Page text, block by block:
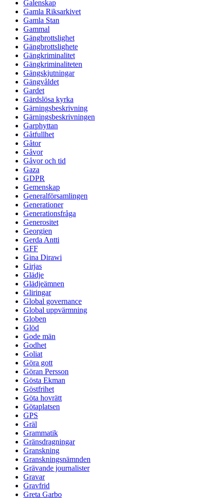
Galenskap
Gamla Riksarkivet
Gamla Stan
Gammal
Gängbrottslighet
Gängbrottslighete
Gängkriminalitet
Gängkriminaliteten
Gängskjutningar
Gängvåldet
Gardet
Gärdslösa kyrka
Gärningsbeskrivning
Gärningsbeskrivningen
Garphyttan
Gåtfullhet
Gåtor
Gåvor
Gåvor och tid
Gaza
GDPR
Gemenskap
Generalförsamlingen
Generationer
Generationsfråga
Generositet
Georgien
Gerda Antti
GFF
Gina Dirawi
Girjas
Glädje
Glädjeämnen
Gliringar
Global governance
Global uppvärmning
Globen
Glöd
Gode män
Godhet
Goliat
Göra gott
Göran Persson
Gösta Ekman
Göstfrihet
Göta hovrätt
Götaplatsen
GPS
Gräl
Grammatik
Gränsdragningar
Granskning
Granskningsnämnden
Grävande journalister
Gravar
Gravfrid
Greta Garbo